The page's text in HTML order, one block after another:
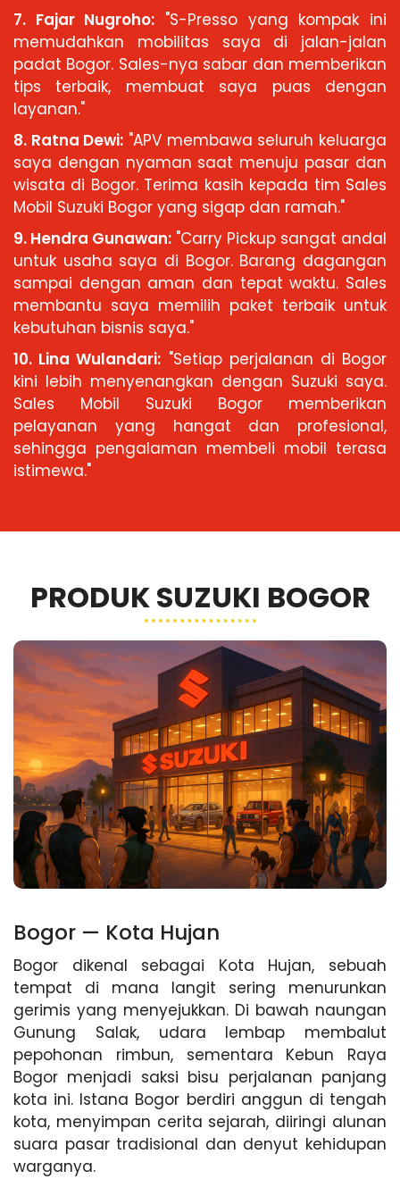
7. Fajar Nugroho: "S-Presso yang kompak ini
memudahkan mobilitas saya di jalan-jalan
padat Bogor. Sales-nya sabar dan memberikan
tips terbaik, membuat saya puas dengan
layanan."
8. Ratna Dewi: "APV membawa seluruh keluarga
saya dengan nyaman saat menuju pasar dan
wisata di Bogor. Terima kasih kepada tim Sales
Mobil Suzuki Bogor yang sigap dan ramah."
9. Hendra Gunawan: "Carry Pickup sangat andal
untuk usaha saya di Bogor. Barang dagangan
sampai dengan aman dan tepat waktu. Sales
membantu saya memilih paket terbaik untuk
kebutuhan bisnis saya."
10. Lina Wulandari: "Setiap perjalanan di Bogor
kini lebih menyenangkan dengan Suzuki saya.
Sales Mobil Suzuki Bogor memberikan
pelayanan yang hangat dan profesional,
sehingga pengalaman membeli mobil terasa
istimewa."
PRODUK SUZUKI BOGOR
Bogor — Kota Hujan
Bogor dikenal sebagai Kota Hujan, sebuah
tempat di mana langit sering menurunkan
gerimis yang menyejukkan. Di bawah naungan
Gunung Salak, udara lembap membalut
pepohonan rimbun, sementara Kebun Raya
Bogor menjadi saksi bisu perjalanan panjang
kota ini. Istana Bogor berdiri anggun di tengah
kota, menyimpan cerita sejarah, diiringi alunan
suara pasar tradisional dan denyut kehidupan
warganya.